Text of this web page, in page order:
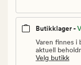
Butikklager -
Varen finnes i
aktuell
Velg butikk